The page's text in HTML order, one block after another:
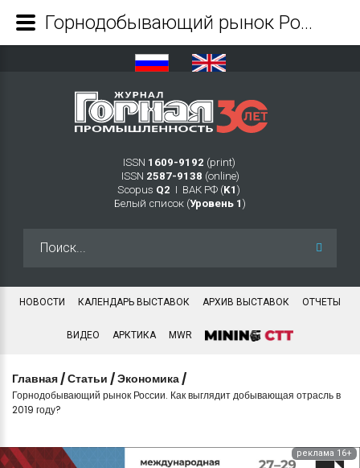
ISSN 1609-9192 (print)
ISSN 2587-9138 (online)
Scopus Q2 Ι ВАК РФ (K1 )
Белый список (Уровень 1 )
НОВОСТИ КАЛЕНДАРЬ ВЫСТАВОК АРХИВ ВЫСТАВОК ОТЧЕТЫ
ВИДЕО АРКТИКА MWR
Главная /Статьи /Экономика /
Горнодобывающий рынок России. Как выглядит добывающая отрасль в
2019 году?
реклама 16+
Горнодобывающий рынок России. Как выглядит добывающая отрасль в 2019 году? - Журнал Горная промышленность